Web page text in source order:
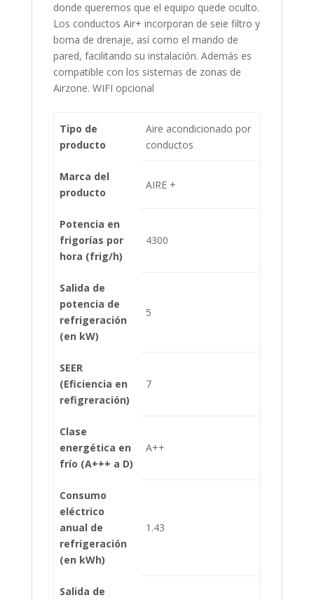
donde queremos que el equipo quede oculto.
Los conductos Air+ incorporan de seie filtro y
boma de drenaje, así como el mando de
pared, facilitando su instalación. Además es
compatible con los sistemas de zonas de
Airzone. WIFI opcional
Tipo de
producto
Aire acondicionado por
conductos
Marca del
producto
AIRE +
Potencia en
frigorías por
hora (frig/h)
4300
Salida de
potencia de
refrigeración
(en kW)
5
SEER
(Eficiencia en
refigreración)
7
Clase
energética en
frío (A+++ a D)
A++
Consumo
eléctrico
anual de
refrigeración
(en kWh)
1.43
Salida de